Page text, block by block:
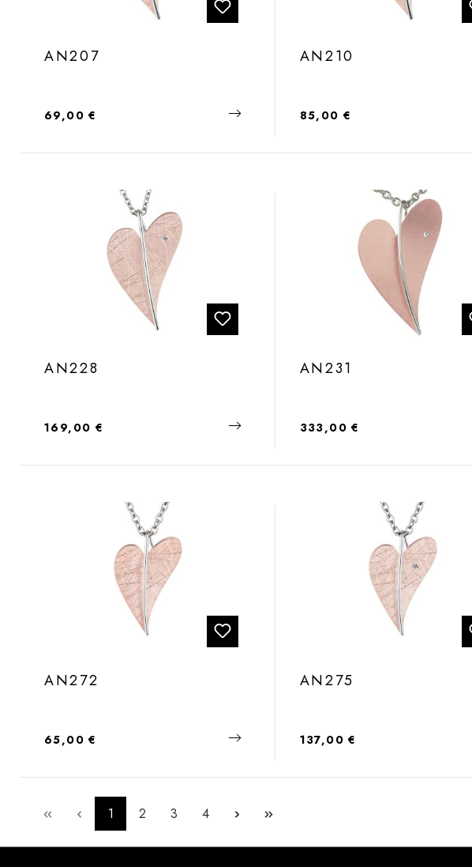
AN207
Regulärer Preis:
69,00 €
AN210
Regulärer Preis:
85,00 €
AN228
Regulärer Preis:
169,00 €
AN231
Regulärer Preis:
333,00 €
AN272
Regulärer Preis:
65,00 €
AN275
Regulärer Preis:
137,00 €
Seite
1 Seite
2 Seite
3 Seite
4